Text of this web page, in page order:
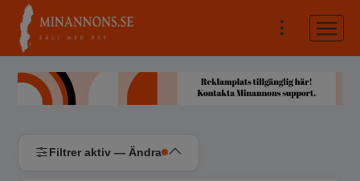
Filtrer aktiv — Ändra